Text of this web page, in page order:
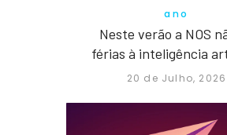
ano
Neste verão a NOS
férias à inteligência
20 de Julho, 2026